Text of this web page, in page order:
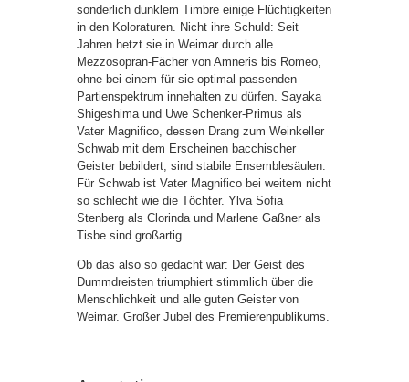
sonderlich dunklem Timbre einige Flüchtigkeiten
in den Koloraturen. Nicht ihre Schuld: Seit
Jahren hetzt sie in Weimar durch alle
Mezzosopran-Fächer von Amneris bis Romeo,
ohne bei einem für sie optimal passenden
Partienspektrum innehalten zu dürfen. Sayaka
Shigeshima und Uwe Schenker-Primus als
Vater Magnifico, dessen Drang zum Weinkeller
Schwab mit dem Erscheinen bacchischer
Geister bebildert, sind stabile Ensemblesäulen.
Für Schwab ist Vater Magnifico bei weitem nicht
so schlecht wie die Töchter. Ylva Sofia
Stenberg als Clorinda und Marlene Gaßner als
Tisbe sind großartig.
Ob das also so gedacht war: Der Geist des
Dummdreisten triumphiert stimmlich über die
Menschlichkeit und alle guten Geister von
Weimar. Großer Jubel des Premierenpublikums.